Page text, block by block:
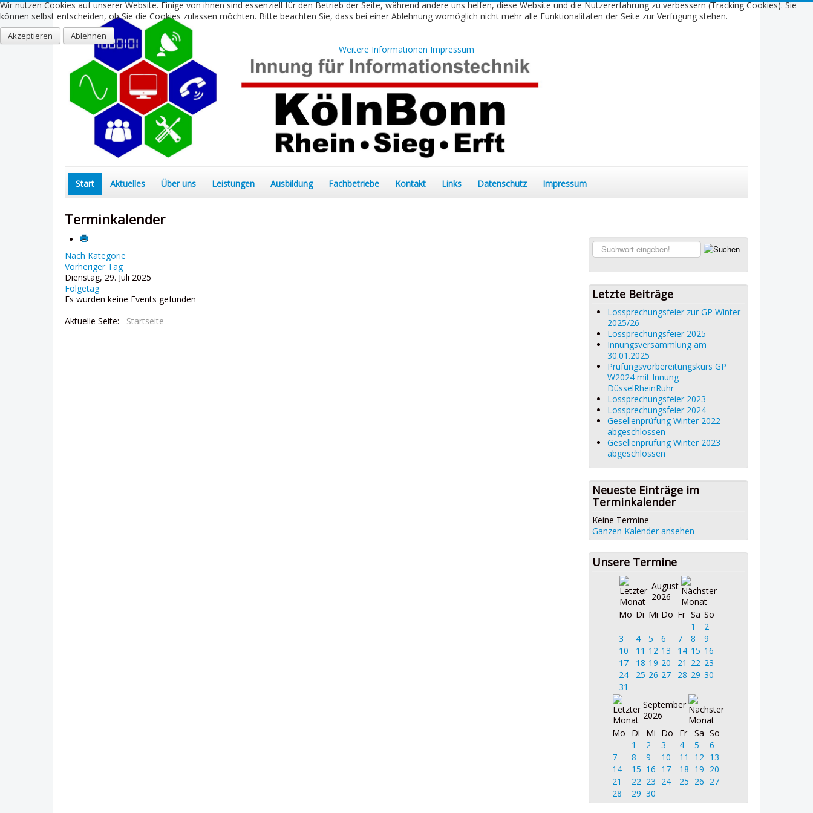
Start Aktuelles Über uns Leistungen Ausbildung Fachbetriebe Kontakt Links Datenschutz Impressum
Terminkalender
Nach Kategorie
Vorheriger Tag
Dienstag, 29. Juli 2025
Folgetag
Es wurden keine Events gefunden
Aktuelle Seite:
Startseite
Suchen...
Letzte Beiträge
Lossprechungsfeier zur GP Winter
2025/26
Lossprechungsfeier 2025
Innungsversammlung am
30.01.2025
Prüfungsvorbereitungskurs GP
W2024 mit Innung
DüsselRheinRuhr
Lossprechungsfeier 2023
Lossprechungsfeier 2024
Gesellenprüfung Winter 2022
abgeschlossen
Gesellenprüfung Winter 2023
abgeschlossen
Neueste Einträge im
Terminkalender
Keine Termine
Ganzen Kalender ansehen
Unsere Termine
August
2026
Mo Di Mi Do Fr Sa So
1
2
3
4 5 6 7 8
9
10
11 12 13 14 15 16
17
18 19 20 21 22 23
24
25 26 27 28 29 30
31
September
2026
Mo
Di Mi Do Fr Sa So
1
2 3 4 5
6
7
8 9 10 11 12 13
14
15 16 17 18 19 20
21
22 23 24 25 26 27
28
29 30
Wir nutzen Cookies auf unserer Website. Einige von ihnen sind essenziell für den Betrieb der Seite, während andere uns helfen, diese Website und die Nutzererfahrung zu verbessern (Tracking Cookies). Sie
können selbst entscheiden, ob Sie die Cookies zulassen möchten. Bitte beachten Sie, dass bei einer Ablehnung womöglich nicht mehr alle Funktionalitäten der Seite zur Verfügung stehen.
Akzeptieren Ablehnen
Weitere Informationen Impressum